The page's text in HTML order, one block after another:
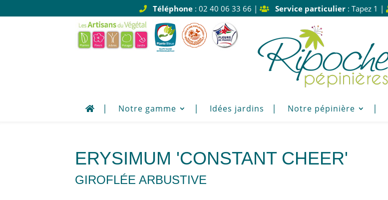
Téléphone: 02 40 06 33 66 | Service particulier: Tapez 1 |
Notre gamme Idées jardins Notre pépinière
ERYSIMUM 'CONSTANT CHEER'
GIROFLÉE ARBUSTIVE